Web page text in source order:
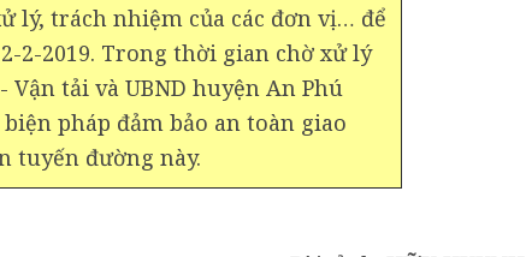
lý, trách nhiệm của các đơn vị… để
2-2019. Trong thời gian chờ xử lý
tải và UBND huyện An Phú
pháp đảm bảo an toàn giao
tuyến đường này.